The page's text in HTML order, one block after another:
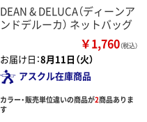
DEAN & DELUCA（ディーンア
ンドデルーカ） ネットバッグ
￥1,760（税込）
お届け日：8月11日（火）
アスクル在庫商品
カラー・販売単位違いの商品が2商品ありま
す